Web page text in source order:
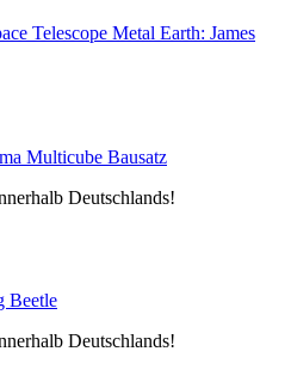
Metal Earth: James
Multicube Bausatz
Deutschlands!
Beetle
Deutschlands!